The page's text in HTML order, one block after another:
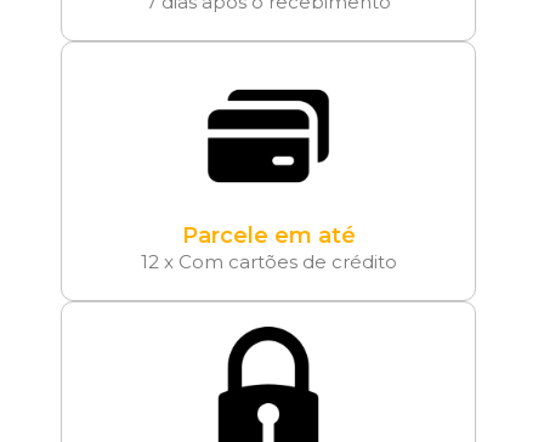
Parcele em até
12 x Com cartões de crédito